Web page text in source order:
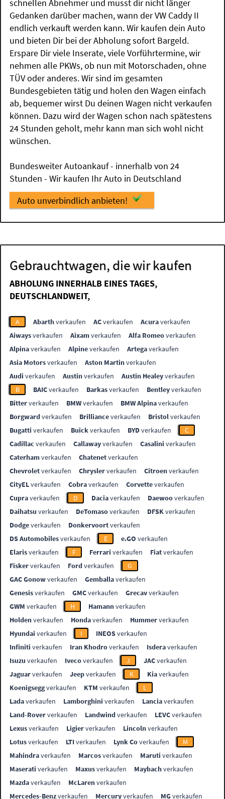
schnellen Abnehmer und musst dir nicht länger
Gedanken darüber machen, wann der VW Caddy II
endlich verkauft werden kann. Wir kaufen dein Auto
und bieten Dir bei der Abholung sofort Bargeld.
Erspare Dir viele Inserate, viele Vorführtermine, wir
nehmen alle PKWs, ob nun mit Motorschaden, ohne
TÜV oder anderes. Wir sind im gesamten
Bundesgebieten tätig und holen den Wagen einfach
ab, bequemer wirst Du deinen Wagen nicht verkaufen
können. Dazu wird der Wagen schon nach spätestens
24 Stunden geholt, mehr kann man sich wohl nicht
wünschen.
Bundesweiter Autoankauf - innerhalb von 24
Stunden - Wir kaufen Ihr Auto in Deutschland
Auto unverbindlich anbieten!
Gebrauchtwagen, die wir kaufen
ABHOLUNG INNERHALB EINES TAGES,
DEUTSCHLANDWEIT,
A Abarthverkaufen ACverkaufen Acuraverkaufen
Aiwaysverkaufen Aixamverkaufen Alfa Romeoverkaufen
Alpinaverkaufen Alpineverkaufen Artegaverkaufen
Asia Motorsverkaufen Aston Martinverkaufen
Audi verkaufen Austinverkaufen Austin Healeyverkaufen
B
BAICverkaufen Barkasverkaufen Bentleyverkaufen
Bitterverkaufen BMWverkaufen BMW Alpinaverkaufen
Borgwardverkaufen Brillianceverkaufen Bristolverkaufen
Bugatti verkaufen Buickverkaufen BYDverkaufen
C
Cadillac verkaufen Callawayverkaufen Casalini verkaufen
Caterhamverkaufen Chatenetverkaufen
Chevroletverkaufen Chryslerverkaufen Citroenverkaufen
CityELverkaufen Cobraverkaufen Corvetteverkaufen
Cupraverkaufen D Daciaverkaufen Daewooverkaufen
Daihatsu verkaufen DeTomasoverkaufen DFSKverkaufen
Dodgeverkaufen Donkervoortverkaufen
DS Automobilesverkaufen E e.GO verkaufen
Elarisverkaufen F Ferrari verkaufen Fiatverkaufen
Fiskerverkaufen Fordverkaufen
G
GAC Gonowverkaufen Gemballaverkaufen
Genesisverkaufen GMCverkaufen Grecavverkaufen
GWM verkaufen H Hamannverkaufen
Holdenverkaufen Hondaverkaufen Hummerverkaufen
Hyundai verkaufen I INEOSverkaufen
Infiniti verkaufen Iran Khodroverkaufen Isderaverkaufen
Isuzu verkaufen Ivecoverkaufen J JACverkaufen
Jaguarverkaufen Jeepverkaufen K Kiaverkaufen
Koenigseggverkaufen KTM verkaufen
L
Ladaverkaufen Lamborghini verkaufen Lanciaverkaufen
Land-Roververkaufen Landwindverkaufen LEVCverkaufen
Lexusverkaufen Ligierverkaufen Lincolnverkaufen
Lotusverkaufen LTIverkaufen Lynk Coverkaufen
M
Mahindraverkaufen Marcosverkaufen Maruti verkaufen
Maserati verkaufen Maxusverkaufen Maybachverkaufen
Mazdaverkaufen McLarenverkaufen
Mercedes-Benzverkaufen Mercuryverkaufen MGverkaufen